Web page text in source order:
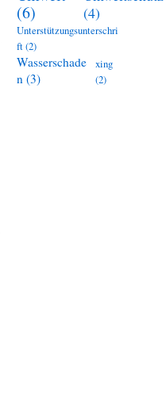
(6)
(4)
Unterstützungsunterschri
ft(2)
Wasserschade
n (3)
xing
(2)